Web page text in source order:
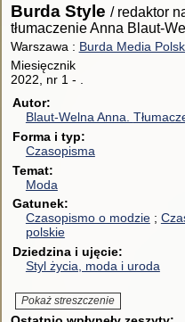
Burda Style / redaktor
tłumaczenie Anna Blaut-
Warszawa : Burda Media
Miesięcznik
2022, nr 1 - .
Autor
Blaut-Welna Anna.
Forma i typ
Czasopisma
Temat
Moda
Gatunek
Czasopismo o modzie
polskie
Dziedzina i ujęcie
Styl życia, moda i uroda
Pokaż streszczenie